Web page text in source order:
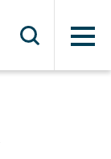
Menü